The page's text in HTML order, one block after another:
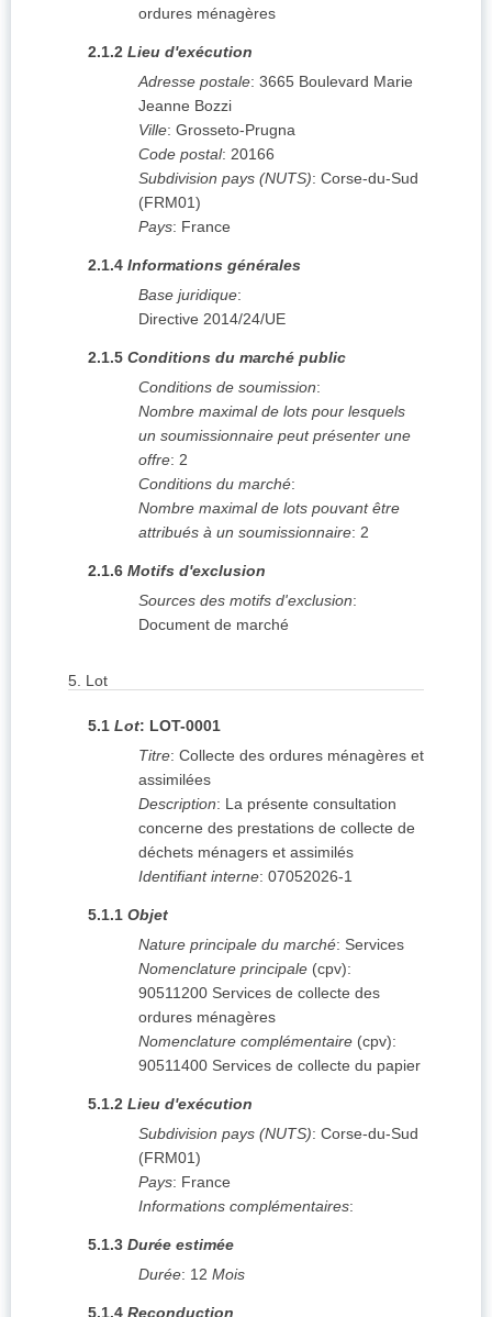
ordures ménagères
2.1.2 Lieu d'exécution
Adresse postale: 3665 Boulevard Marie
Jeanne Bozzi
Ville: Grosseto-Prugna
Code postal: 20166
Subdivision pays (NUTS): Corse-du-Sud
(FRM01)
Pays: France
2.1.4 Informations générales
Base juridique:
Directive 2014/24/UE
2.1.5 Conditions du marché public
Conditions de soumission:
Nombre maximal de lots pour lesquels
un soumissionnaire peut présenter une
offre: 2
Conditions du marché:
Nombre maximal de lots pouvant être
attribués à un soumissionnaire: 2
2.1.6 Motifs d'exclusion
Sources des motifs d'exclusion:
Document de marché
5. Lot
5.1 Lot: LOT-0001
Titre: Collecte des ordures ménagères et
assimilées
Description: La présente consultation
concerne des prestations de collecte de
déchets ménagers et assimilés
Identifiant interne: 07052026-1
5.1.1 Objet
Nature principale du marché: Services
Nomenclature principale (cpv):
90511200 Services de collecte des
ordures ménagères
Nomenclature complémentaire (cpv):
90511400 Services de collecte du papier
5.1.2 Lieu d'exécution
Subdivision pays (NUTS): Corse-du-Sud
(FRM01)
Pays: France
Informations complémentaires:
5.1.3 Durée estimée
Durée: 12 Mois
5.1.4 Reconduction